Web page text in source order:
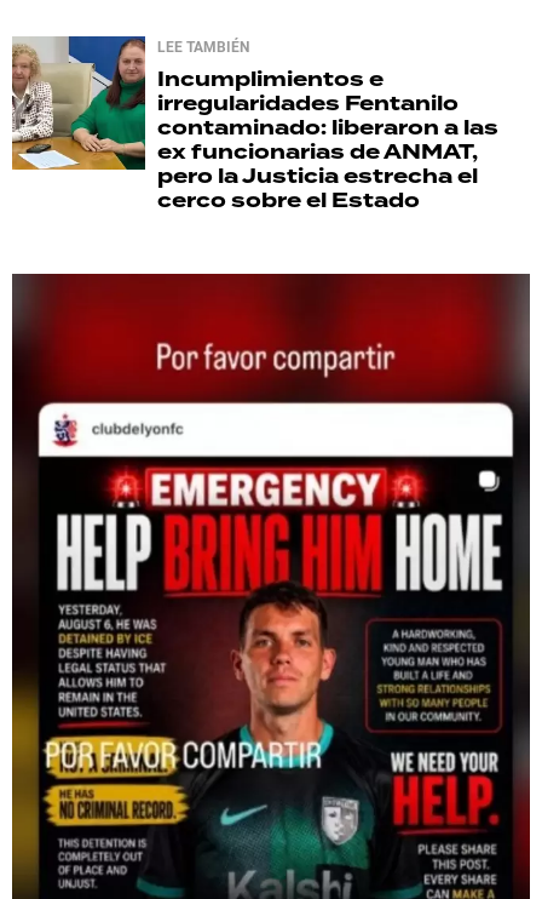
LEE TAMBIÉN
Incumplimientos e
irregularidades Fentanilo
contaminado: liberaron a las
ex funcionarias de ANMAT,
pero la Justicia estrecha el
cerco sobre el Estado